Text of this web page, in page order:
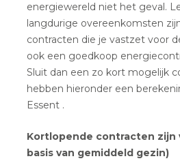
energiewereld niet het geval.
langdurige overeenkomsten
contracten die je vastzet voor
ook een goedkoop
Sluit dan een zo kort mogelijk
hebben hieronder een
Essent .
Kortlopende contracten zijn
basis van gemiddeld gezin)